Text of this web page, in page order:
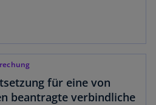
für eine von
beantragte verbindliche